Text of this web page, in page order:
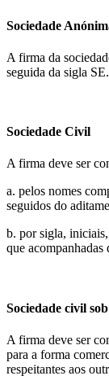
Sociedade
A firma da
seguida da sigla SE.
Sociedade Civil
A firma deve ser
a. pelos nomes
seguidos do
b. por sigla, iniciais,
que acompanhadas
Sociedade civil
A firma deve ser
para a forma
respeitantes aos